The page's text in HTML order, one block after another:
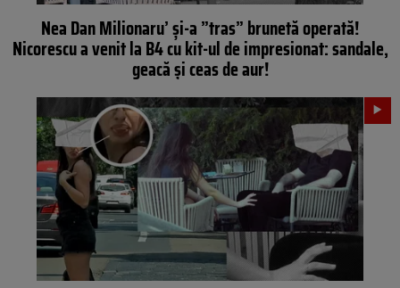
Nea Dan Milionaru’ și-a ”tras” brunetă operată!
Nicorescu a venit la B4 cu kit-ul de impresionat: sandale,
geacă și ceas de aur!